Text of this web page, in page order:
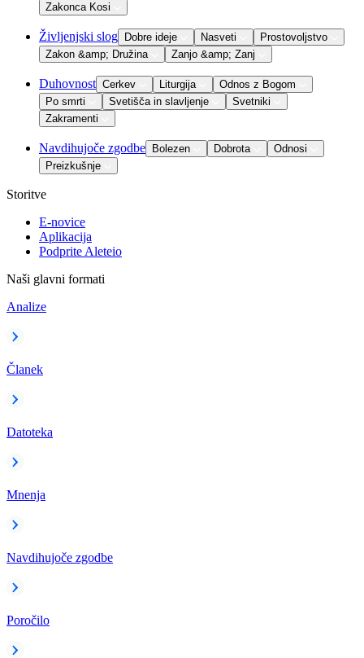
Zakonca Kosi
Življenjski slog Dobre ideje Nasveti
Prostovoljstvo
Zakon &amp; Družina
Zanjo &amp; Zanj
Duhovnost Cerkev Liturgija
Odnos z Bogom
Po smrti
Svetišča in slavljenje
Svetniki
Zakramenti
Navdihujoče zgodbe Bolezen Dobrota
Odnosi
Preizkušnje
Storitve
E-novice
Aplikacija
Podprite Aleteio
Naši glavni formati
Analize
Članek
Datoteka
Mnenja
Navdihujoče zgodbe
Poročilo